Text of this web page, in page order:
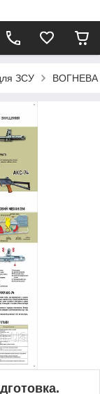
ЗСУ ВОГНЕВА